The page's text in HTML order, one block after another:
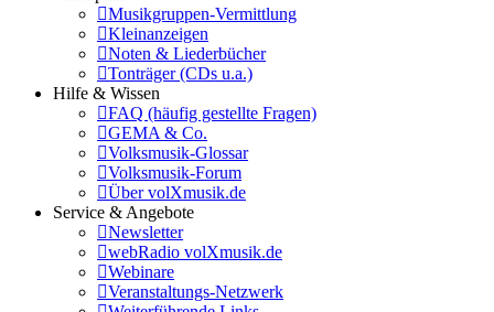
Musikgruppen-Vermittlung
Kleinanzeigen
Noten & Liederbücher
Tonträger (CDs u.a.)
Hilfe & Wissen
FAQ (häufig gestellte Fragen)
GEMA & Co.
Volksmusik-Glossar
Volksmusik-Forum
Über volXmusik.de
Service & Angebote
Newsletter
webRadio volXmusik.de
Webinare
Veranstaltungs-Netzwerk